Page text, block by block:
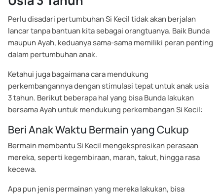
Perlu disadari pertumbuhan Si Kecil tidak akan berjalan
lancar tanpa bantuan kita sebagai orangtuanya. Baik Bunda
maupun Ayah, keduanya sama-sama memiliki peran penting
dalam pertumbuhan anak.
Ketahui juga bagaimana cara mendukung
perkembangannya dengan stimulasi tepat untuk anak usia
3 tahun. Berikut beberapa hal yang bisa Bunda lakukan
bersama Ayah untuk mendukung perkembangan Si Kecil:
Beri Anak Waktu Bermain yang Cukup
Bermain membantu Si Kecil mengekspresikan perasaan
mereka, seperti kegembiraan, marah, takut, hingga rasa
kecewa.
Apa pun jenis permainan yang mereka lakukan, bisa